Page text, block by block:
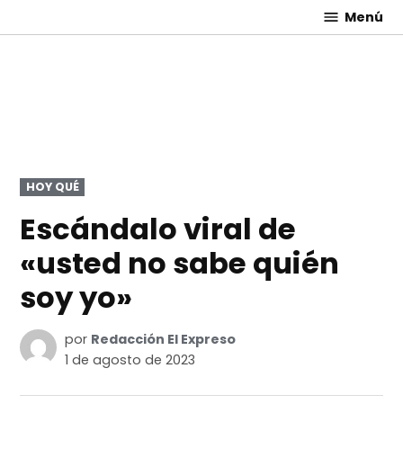
al El
Menú
PUBLICADO
EN
HOY QUÉ
Escándalo viral de
«usted no sabe quién
soy yo»
por Redacción El Expreso
1 de agosto de 2023